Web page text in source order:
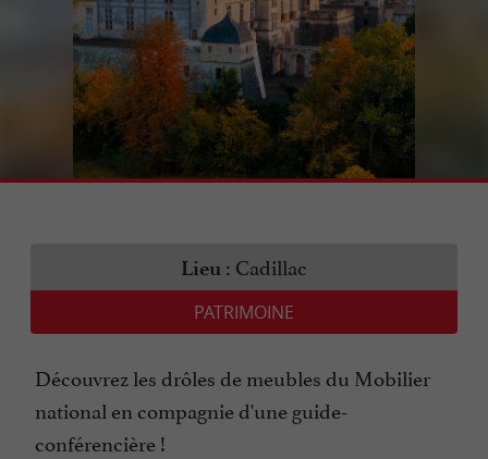
Lieu : Cadillac
PATRIMOINE
Découvrez les drôles de meubles du Mobilier
national en compagnie d'une guide-
conférencière !